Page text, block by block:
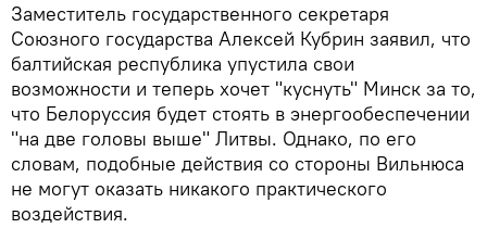
Заместитель государственного секретаря
Союзного государства Алексей Кубрин заявил, что
балтийская республика упустила свои
возможности и теперь хочет "куснуть" Минск за то,
что Белоруссия будет стоять в энергообеспечении
"на две головы выше" Литвы. Однако, по его
словам, подобные действия со стороны Вильнюса
не могут оказать никакого практического
воздействия.